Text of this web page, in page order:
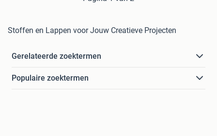
Stoffen en Lappen voor Jouw Creatieve Projecten
Gerelateerde zoektermen
Populaire zoektermen